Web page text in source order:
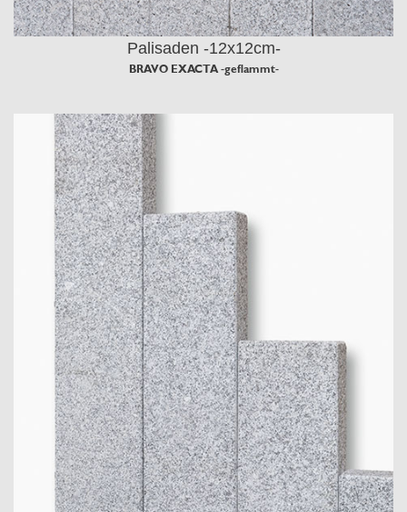
Palisaden -12x12cm-
BRAVO EXACTA -geflammt-